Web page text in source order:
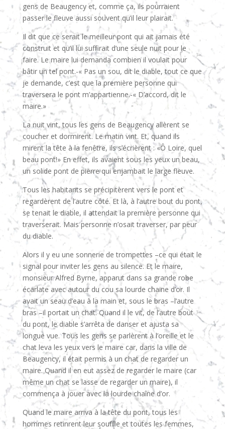
gens de Beaugency et, comme ça, ils pourraient
passer le fleuve aussi souvent qu’il leur plairait.
Il dit que ce serait le meilleur pont qui ait jamais été
construit et qu’il lui suffirait d’une seule nuit pour le
faire. Le maire lui demanda combien il voulait pour
bâtir un tel pont.-« Pas un sou, dit le diable, tout ce que
je demande, c’est que la première personne qui
traversera le pont m’appartienne.-« D’accord, dit le
maire.»
La nuit vint, tous les gens de Beaugency allèrent se
coucher et dormirent. Le matin vint. Et, quand ils
mirent la tête à la fenêtre, ils s’écrièrent : «Ô Loire, quel
beau pont!» En effet, ils avaient sous les yeux un beau,
un solide pont de pierre qui enjambait le large fleuve.
Tous les habitants se précipitèrent vers le pont et
regardèrent de l’autre côté. Et là, à l’autre bout du pont,
se tenait le diable, il attendait la première personne qui
traverserait. Mais personne n’osait traverser, par peur
du diable.
Alors il y eu une sonnerie de trompettes –ce qui était le
signal pour inviter les gens au silence. Et le maire,
monsieur Alfred Byrne, apparut dans sa grande robe
écarlate avec autour du cou sa lourde chaine d’or. Il
avait un seau d’eau à la main et, sous le bras –l’autre
bras –il portait un chat. Quand il le vit, de l’autre bout
du pont, le diable s’arrêta de danser et ajusta sa
longue vue. Tous les gens se parlèrent à l’oreille et le
chat leva les yeux vers le maire car, dans la ville de
Beaugency, il était permis à un chat de regarder un
maire. Quand il en eut assez de regarder le maire (car
même un chat se lasse de regarder un maire), il
commença à jouer avec la lourde chaîne d’or.
Quand le maire arriva à la tête du pont, tous les
hommes retinrent leur souffle et toutes les femmes,